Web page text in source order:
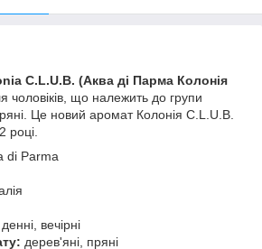
C.L.U.B. (Аква ді Парма Колонія
чоловіків, що належить до групи
Це новий аромат Колонія C.L.U.B.
році.
di Parma
вечірні
дерев'яні, пряні